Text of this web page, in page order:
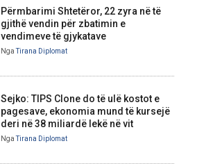
Përmbarimi Shtetëror, 22 zyra në të
gjithë vendin për zbatimin e
vendimeve të gjykatave
NgaTirana Diplomat
Sejko: TIPS Clone do të ulë kostot e
pagesave, ekonomia mund të kursejë
deri në 38 miliardë lekë në vit
NgaTirana Diplomat